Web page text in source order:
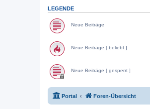
LEGENDE
Neue Beiträge
Neue Beiträge [ beliebt ]
Neue Beiträge [ gesperrt ]
Portal Foren-Übersicht